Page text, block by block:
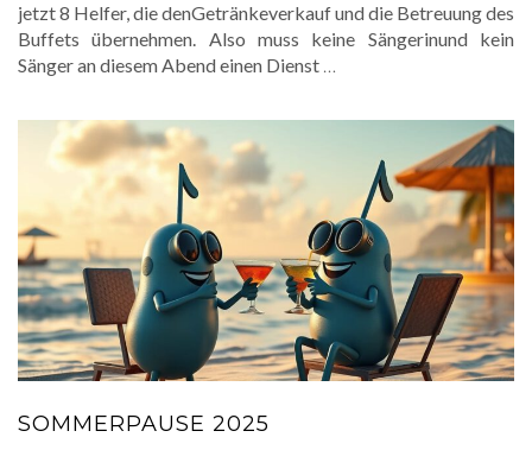
jetzt 8 Helfer, die denGetränkeverkauf und die Betreuung des
Buffets übernehmen. Also muss keine Sängerinund kein
Sänger an diesem Abend einen Dienst …
SOMMERPAUSE 2025